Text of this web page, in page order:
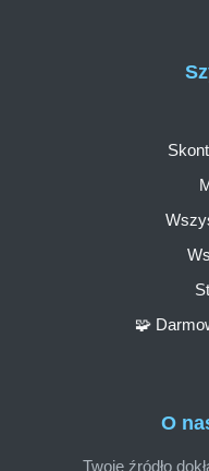
O
Twoje źródło
🧩